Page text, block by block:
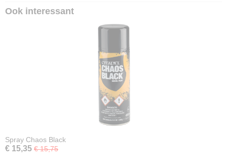
Ook interessant
Spray Chaos Black
€ 15,35 € 15,75